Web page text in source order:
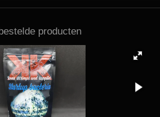
producten